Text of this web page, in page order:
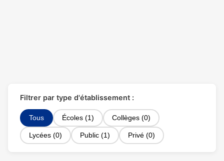
Filtrer par type d'établissement :
Tous Écoles (1) Collèges (0)
Lycées (0) Public (1) Privé (0)